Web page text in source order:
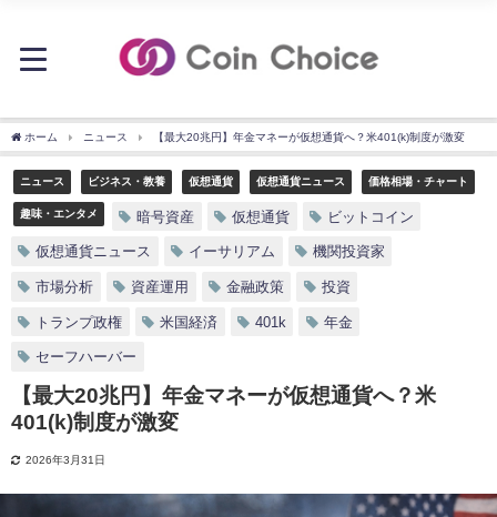
ホーム ニュース 【最大20兆円】年金マネーが仮想通貨へ？米401(k)制度が激変
ニュース ビジネス・教養 仮想通貨 仮想通貨ニュース 価格相場・チャート
趣味・エンタメ 暗号資産 仮想通貨 ビットコイン
仮想通貨ニュース イーサリアム 機関投資家
市場分析 資産運用 金融政策 投資
トランプ政権 米国経済 401k 年金
セーフハーバー
【最大20兆円】年金マネーが仮想通貨へ？米
401(k)制度が激変
2026年3月31日